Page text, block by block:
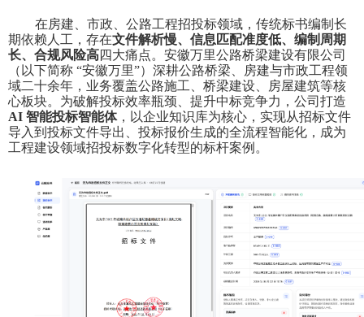
在房建、市政、公路工程招投标领域，传统标书编制长
期依赖人工，存在文件解析慢、信息匹配准度低、编制周期
长、合规风险高四大痛点。安徽万里公路桥梁建设有限公司
（以下简称 “安徽万里”）深耕公路桥梁、房建与市政工程领
域二十余年，业务覆盖公路施工、桥梁建设、房屋建筑等核
心板块。为破解投标效率瓶颈、提升中标竞争力，公司打造
AI 智能投标智能体，以企业知识库为核心，实现从招标文件
导入到投标文件导出、投标报价生成的全流程智能化，成为
工程建设领域招投标数字化转型的标杆案例。